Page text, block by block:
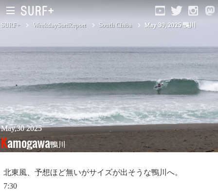
South Ibaraki
North Chiba
South Chiba
Unusually
Video Logs
SURF+ WeekdaySurfReport South Chiba May 30, 2025 鴨川
May,30 2025
Kamogawa鴨川
北東風、予想ほど無いがサイズが出そうな鴨川へ。
7:30